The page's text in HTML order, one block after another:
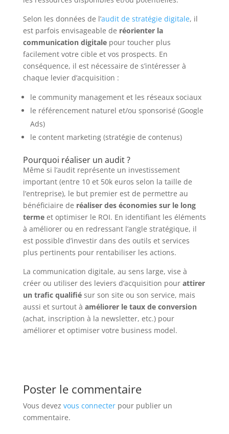
Selon les données de l’audit de stratégie digitale, il
est parfois envisageable de réorienter la
communication digitale pour toucher plus
facilement votre cible et vos prospects. En
conséquence, il est nécessaire de s’intéresser à
chaque levier d’acquisition :
le community management et les réseaux sociaux
le référencement naturel et/ou sponsorisé (Google
Ads)
le content marketing (stratégie de contenus)
Pourquoi réaliser un audit ?
Même si l’audit représente un investissement
important (entre 10 et 50k euros selon la taille de
l’entreprise), le but premier est de permettre au
bénéficiaire de réaliser des économies sur le long
terme et optimiser le ROI. En identifiant les éléments
à améliorer ou en redressant l’angle stratégique, il
est possible d’investir dans des outils et services
plus pertinents pour rentabiliser les actions.
La communication digitale, au sens large, vise à
créer ou utiliser des leviers d’acquisition pour attirer
un trafic qualifié sur son site ou son service, mais
aussi et surtout à améliorer le taux de conversion
(achat, inscription à la newsletter, etc.) pour
améliorer et optimiser votre business model.
Poster le commentaire
Vous devez vous connecterpour publier un
commentaire.